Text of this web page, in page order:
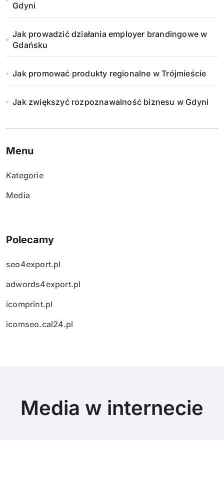
Gdyni
Jak prowadzić działania employer brandingowe w
Gdańsku
Jak promować produkty regionalne w Trójmieście
Jak zwiększyć rozpoznawalność biznesu w Gdyni
Menu
Kategorie
Media
Polecamy
seo4export.pl
adwords4export.pl
icomprint.pl
icomseo.cal24.pl
Media w internecie